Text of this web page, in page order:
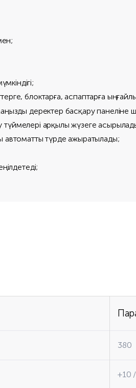
блоктарға, аспаптарға ыңғайлы
деректер басқару панеліне
түймелері арқылы жүзеге
автоматты түрде ажыратылады;
380
+10